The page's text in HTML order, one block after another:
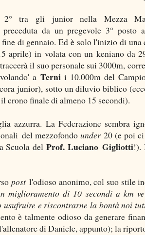
tra gli junior nella Mezza
da un pregevole 3° posto
di gennaio. Ed è solo l'inizio di
aprile) in volata con un keniano da
il suo personale sui 3000m,
a Terni i 10.000m del
junior), sotto un diluvio biblico
crono finale di almeno 15 secondi).
azzurra. La Federazione sembra
del mezzofondounder 20 (e poi
Scuola delProf. Luciano Gigliotti!).
post l'odioso anonimo, col suo stile
miglioramento di 10 secondi a km
usufruire e riscontrarne la bontà noi
è talmente odioso da generare
di Daniele, appunto); la